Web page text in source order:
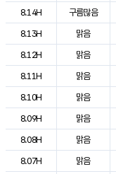
8.14H
구름많음
8.13H
맑음
8.12H
맑음
8.11H
맑음
8.10H
맑음
8.09H
맑음
8.08H
맑음
8.07H
맑음